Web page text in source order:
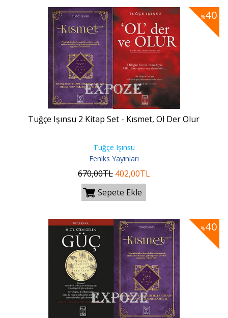
%40
Tuğçe Işınsu 2 Kitap Set - Kısmet, Ol Der Olur
Tuğçe Işınsu
Feniks Yayınları
670,00TL 402,00TL
Sepete Ekle
%40